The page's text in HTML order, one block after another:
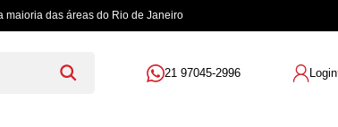
maioria das áreas do Rio de Janeiro
21 97045-2996 Login